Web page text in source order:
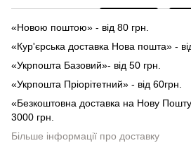
«Новою поштою» - від 80 грн.
«Кур'єрська доставка Нова пошта» -
«Укрпошта Базовий»- від 50 грн.
«Укрпошта Пріорітетний» - від 60грн.
«Безкоштовна доставка на Нову
3000 грн.
Більше інформації про доставку